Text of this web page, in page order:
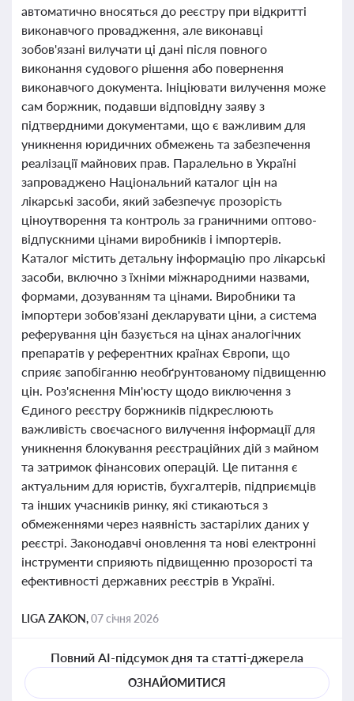
автоматично вносяться до реєстру при відкритті
виконавчого провадження, але виконавці
зобов'язані вилучати ці дані після повного
виконання судового рішення або повернення
виконавчого документа. Ініціювати вилучення може
сам боржник, подавши відповідну заяву з
підтвердними документами, що є важливим для
уникнення юридичних обмежень та забезпечення
реалізації майнових прав. Паралельно в Україні
запроваджено Національний каталог цін на
лікарські засоби, який забезпечує прозорість
ціноутворення та контроль за граничними оптово-
відпускними цінами виробників і імпортерів.
Каталог містить детальну інформацію про лікарські
засоби, включно з їхніми міжнародними назвами,
формами, дозуванням та цінами. Виробники та
імпортери зобов'язані декларувати ціни, а система
реферування цін базується на цінах аналогічних
препаратів у референтних країнах Європи, що
сприяє запобіганню необґрунтованому підвищенню
цін. Роз'яснення Мін'юсту щодо виключення з
Єдиного реєстру боржників підкреслюють
важливість своєчасного вилучення інформації для
уникнення блокування реєстраційних дій з майном
та затримок фінансових операцій. Це питання є
актуальним для юристів, бухгалтерів, підприємців
та інших учасників ринку, які стикаються з
обмеженнями через наявність застарілих даних у
реєстрі. Законодавчі оновлення та нові електронні
інструменти сприяють підвищенню прозорості та
ефективності державних реєстрів в Україні.
LIGA ZAKON,07 січня 2026
Повний AI-підсумок дня та статті-джерела
ОЗНАЙОМИТИСЯ